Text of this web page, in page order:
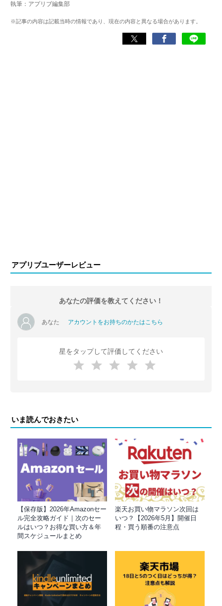
ゲームだけでも1,000本以上。ゲーム開発者を目指した経験
くして面白さを引き出し、人々に伝えるためゲームライタ
執筆：アプリブ編集部
※記事の内容は記載当時の情報であり、現在の内容と異なる場合があります。
アプリブユーザーレビュー
あなたの評価を教えてください！
あなた アカウントをお持ちのかたはこちら
星をタップして評価してください
いま読んでおきたい
【保存版】2026年Amazonセー
ル完全攻略ガイド｜次のセー
ルはいつ？お得な買い方＆年
間スケジュールまとめ
楽天お買い物マラソン次回は
いつ？【2026年5月】開催日
程・買う順番の注意点